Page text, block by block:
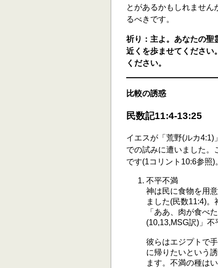
とがあるかもしれません
るべきです。
祈り：主よ。あなたの聖
近くを歩ませてください
ください。
比較の誘惑
民数記11:4-13:25
イエスが「荒野(ルカ4:1)
での試みに遭いました。
です(1コリント10:6参照)
不平不満
神は民に食物を用
ました(民数11:4)。
「ああ、肉が食べ
(10,13,MSG訳)」不
彼らはエジプトで
に帰りたいという
ます。不満の種は